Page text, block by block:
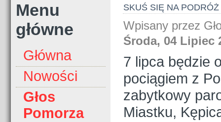
Menu
główne
Główna
Nowości
Głos
Pomorza
SKUŚ SIĘ NA
Wpisany przez
Środa, 04 Lipiec
7 lipca będzie
pociągiem z
zabytkowy
Miastku,